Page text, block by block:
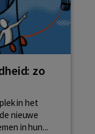
zo
in het
nieuwe
in hun...